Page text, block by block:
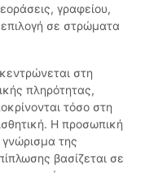
γραφείου,
σε στρώματα
στη
πληρότητας,
τόσο στη
Η προσωπική
γνώρισμα της
βασίζεται σε